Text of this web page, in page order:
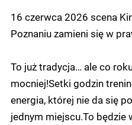
16 czerwca 2026 scena
Poznaniu zamieni się w
To już tradycja… ale co
mocniej!Setki godzin
energia, której nie da się
jednym miejscu.To będzie